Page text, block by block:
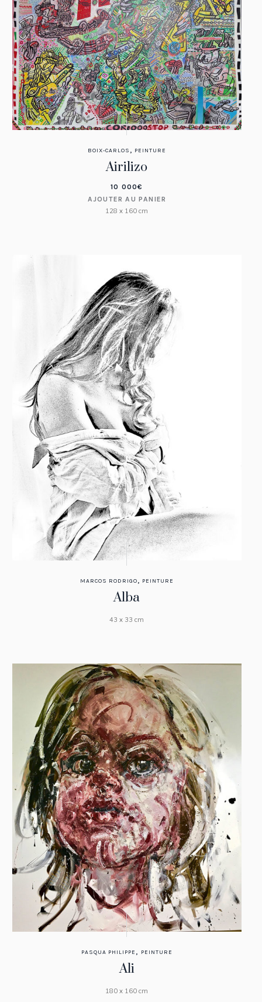
BOIX-CARLOS , PEINTURE
Airilizo
10 000€
AJOUTER AU PANIER
128 x 160 cm
MARCOS RODRIGO, PEINTURE
Alba
43 x 33 cm
PASQUA PHILIPPE , PEINTURE
Ali
180 x 160 cm